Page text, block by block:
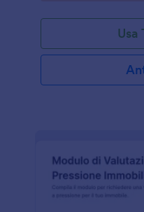
Usa